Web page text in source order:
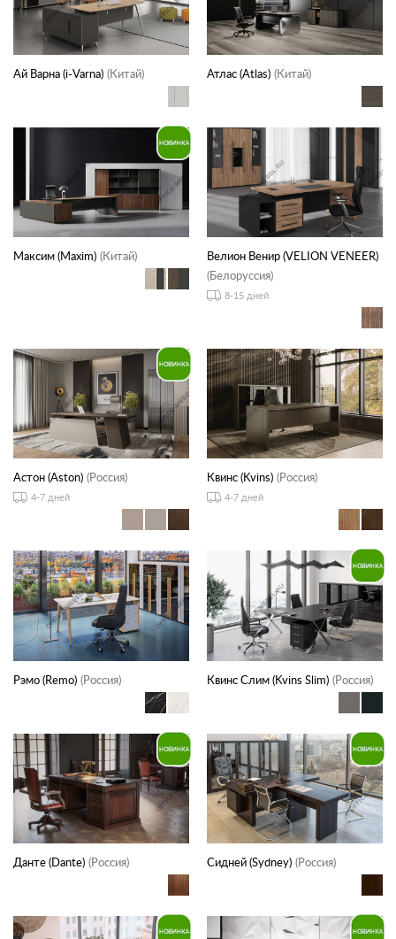
Ай Варна (i-Varna) (Китай) Атлас (Atlas) (Китай)
Максим (Maxim) (Китай)
Велион Венир (VELION VENEER)
(Белоруссия)
8-15 дней
Астон (Aston) (Россия)
4-7 дней
Квинс (Kvins) (Россия)
4-7 дней
Рэмо (Remo) (Россия) Квинс Слим (Kvins Slim) (Россия)
Данте (Dante) (Россия) Сидней (Sydney) (Россия)